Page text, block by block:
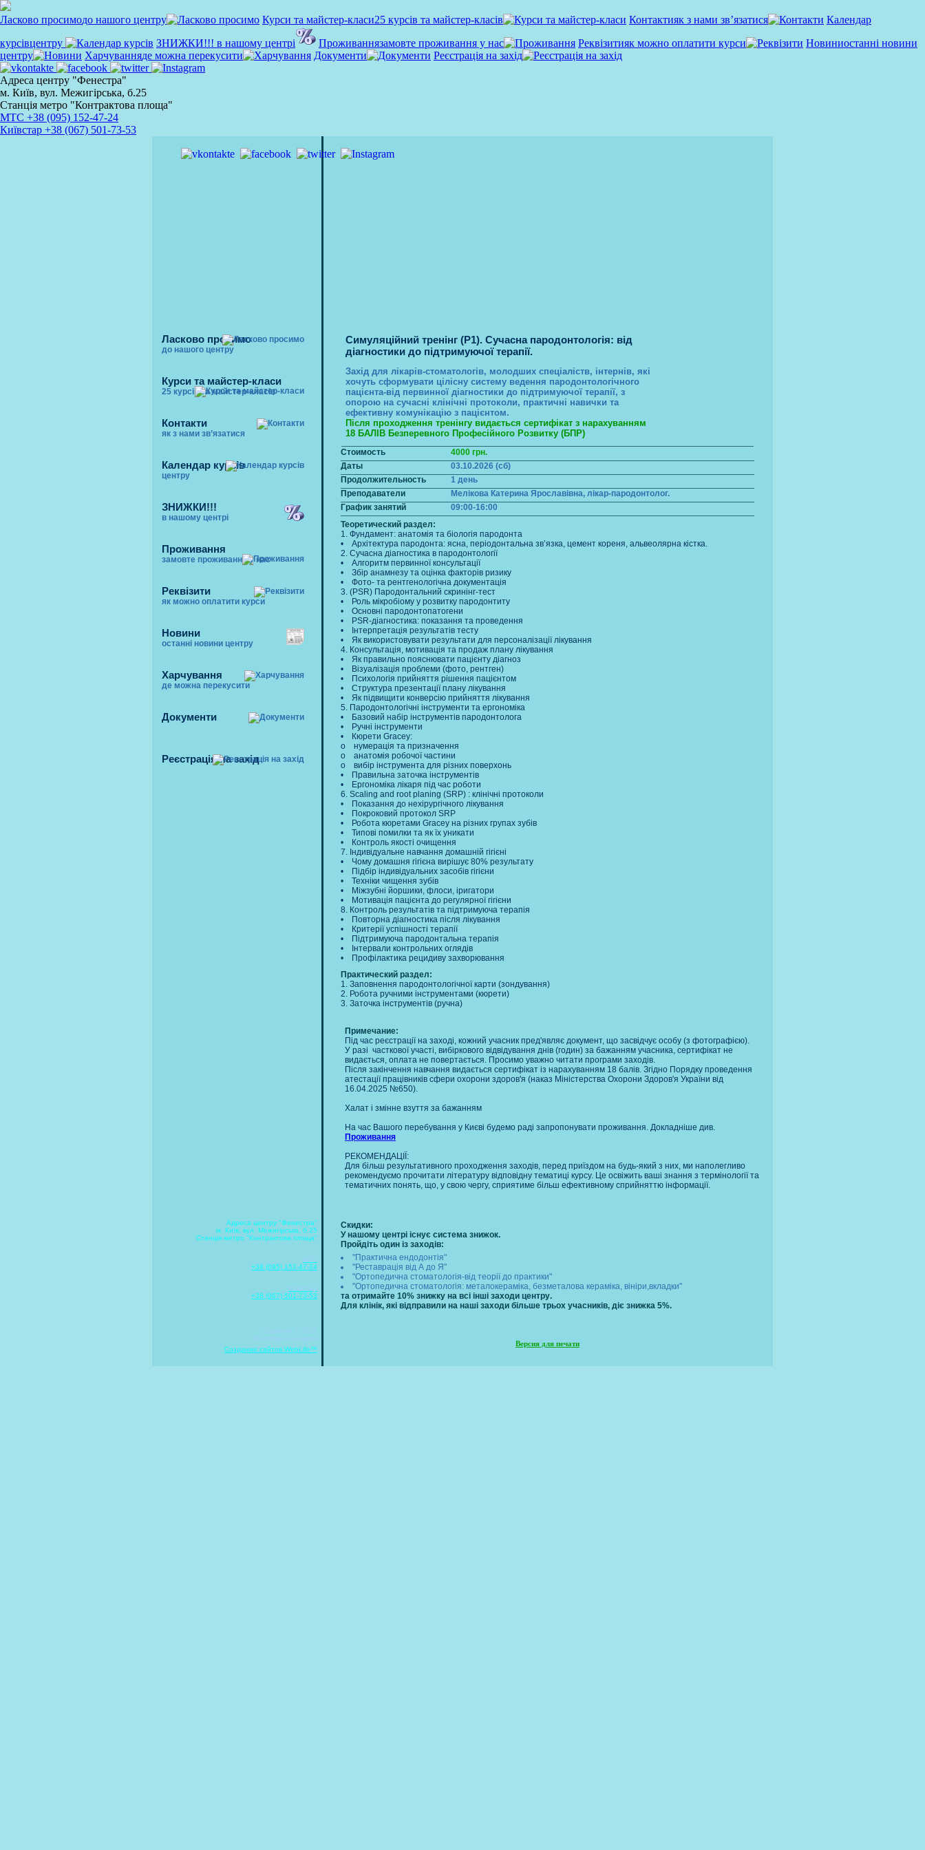
Ласково просимодо нашого центру Курси та майстер-класи25 курсів та майстер-класів Контактияк з нами зв’язатися
Календар
курсівцентру ЗНИЖКИ!!! в нашому центрі Проживаннязамовте проживання у нас Реквізитияк можно оплатити курси Новиниостанні новини
центру
Харчуванняде можна перекусити Документи Реєстрація на захід
Адреса центру "Фенестра"
м. Київ, вул. Межигірська, б.25
Станція метро "Контрактова площа"
MTC +38 (095) 152-47-24
Київстар +38 (067) 501-73-53
Ласково просимо
до нашого центру
Курси та майстер-класи
25 курсів та майстер-класів
Контакти
як з нами зв’язатися
Календар курсів
центру
ЗНИЖКИ!!!
в нашому центрі
Проживання
замовте проживання у нас
Реквізити
як можно оплатити курси
Новини
останні новини центру
Харчування
де можна перекусити
Документи
Реєстрація на захід
Симуляційний тренінг (P1). Сучасна пародонтологія: від
діагностики до підтримуючої терапії.
Захід для лікарів-стоматологів, молодших спеціаліств, інтернів, які
хочуть сформувати цілісну систему ведення пародонтологічного
пацієнта-від первинної діагностики до підтримуючої терапії, з
опорою на сучасні клінічні протоколи, практичні навички та
ефективну комунікацію з пацієнтом.
Після проходження тренінгу видається сертифікат з нарахуванням
18 БАЛІВ Безперевного Професійного Розвитку (БПР)
Стоимость
4000 грн.
Даты
03.10.2026 (сб)
Продолжительность
1 день
Преподаватели
Мелікова Катерина Ярославівна, лікар-пародонтолог.
График занятий
09:00-16:00
Теоретический раздел:
1. Фундамент: анатомія та біологія пародонта
• Архітектура пародонта: ясна, періодонтальна зв’язка, цемент кореня, альвеолярна кістка.
2. Сучасна діагностика в пародонтології
• Алгоритм первинної консультації
• Збір анамнезу та оцінка факторів ризику
• Фото- та рентгенологічна документація
3. (PSR) Пародонтальний скринінг-тест
• Роль мікробіому у розвитку пародонтиту
• Основні пародонтопатогени
• PSR-діагностика: показання та проведення
• Інтерпретація результатів тесту
• Як використовувати результати для персоналізації лікування
4. Консультація, мотивація та продаж плану лікування
• Як правильно пояснювати пацієнту діагноз
• Візуалізація проблеми (фото, рентген)
• Психологія прийняття рішення пацієнтом
• Структура презентації плану лікування
• Як підвищити конверсію прийняття лікування
5. Пародонтологічні інструменти та ергономіка
• Базовий набір інструментів пародонтолога
• Ручні інструменти
• Кюрети Gracey:
o нумерація та призначення
o анатомія робочої частини
o вибір інструмента для різних поверхонь
• Правильна заточка інструментів
• Ергономіка лікаря під час роботи
6. Scaling and root planing (SRP) : клінічні протоколи
• Показання до нехірургічного лікування
• Покроковий протокол SRP
• Робота кюретами Gracey на різних групах зубів
• Типові помилки та як їх уникати
• Контроль якості очищення
7. Індивідуальне навчання домашній гігієні
• Чому домашня гігієна вирішує 80% результату
• Підбір індивідуальних засобів гігієни
• Техніки чищення зубів
• Міжзубні йоршики, флоси, іригатори
• Мотивація пацієнта до регулярної гігієни
8. Контроль результатів та підтримуюча терапія
• Повторна діагностика після лікування
• Критерії успішності терапії
• Підтримуюча пародонтальна терапія
• Інтервали контрольних оглядів
• Профілактика рецидиву захворювання
Практический раздел:
1. Заповнення пародонтологічної карти (зондування)
2. Робота ручними інструментами (кюрети)
3. Заточка інструментів (ручна)
Примечание:
Під час реєстрації на заході, кожний учасник пред'являє документ, що засвідчує особу (з фотографією).
У разі часткової участі, вибіркового відвідування днів (годин) за бажанням учасника, сертифікат не
видається, оплата не повертається. Просимо уважно читати програми заходів.
Після закінчення навчання видається сертифікат із нарахуванням 18 балів. Згідно Порядку проведення
атестації працівників сфери охорони здоров'я (наказ Міністерства Охорони Здоров'я України від
16.04.2025 №650).
Халат і змінне взуття за бажанням
На час Вашого перебування у Києві будемо раді запропонувати проживання. Докладніше див.
Проживання
РЕКОМЕНДАЦІЇ:
Для більш результативного проходження заходів, перед приїздом на будь-який з них, ми наполегливо
рекомендуємо прочитати літературу відповідну тематиці курсу. Це освіжить ваші знання з термінології та
тематичних понять, що, у свою чергу, сприятиме більш ефективному сприйняттю інформації.
Скидки:
У нашому центрі існує система знижок.
Пройдіть один із заходів:
"Практична ендодонтія"
"Реставрація від А до Я"
"Ортопедична стоматологія-від теорії до практики"
"Ортопедична стоматологія: металокераміка, безметалова кераміка, вініри,вкладки"
та отримайте 10% знижку на всі інші заходи центру.
Для клінік, які відправили на наші заходи більше трьох учасників, діє знижка 5%.
Версия для печати
Адреса центру "Фенестра"
м. Київ, вул. Межигірська, б.25
Станція метро "Контрактова площа"
+38 (095) 152-47-24
+38 (067) 501-73-53
Создание сайтов WebLife™